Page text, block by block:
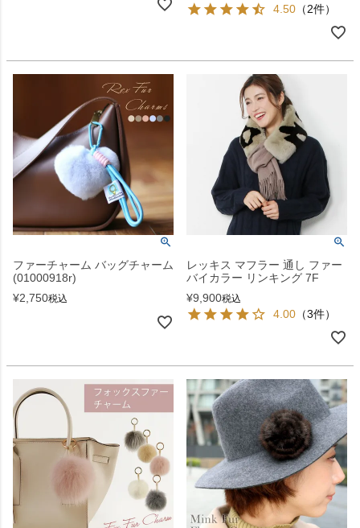
4.50 （2件）
ファーチャーム バッグチャーム
(01000918r)
¥2,750税込
レッキス マフラー 通し ファー
バイカラー リンキング 7F
¥9,900税込
4.00 （3件）